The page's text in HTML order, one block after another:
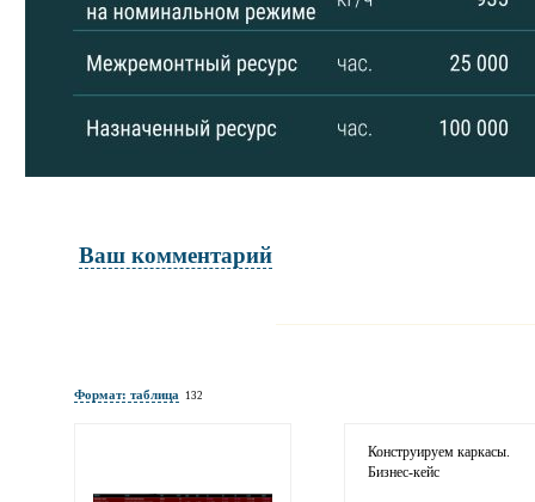
Ваш комментарий
Формат: таблица 132
Конструируем каркасы.
Бизнес-кейс